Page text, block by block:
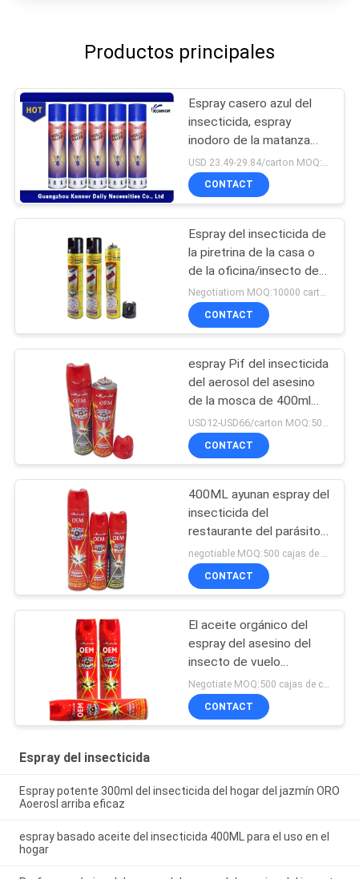
Productos principales
Espray casero azul del
insecticida, espray
inodoro de la matanza
del insecto del sabor
CONTACT
Espray del insecticida de
la piretrina de la casa o
de la oficina/insecto del
repelente de insectos
del espray
Negotiatiom MOQ:10000 cartones
CONTACT
espray Pif del insecticida
del aerosol del asesino
de la mosca de 400ml
Paf para el embalaje de
la hojalata del mosquito
USD12-USD66/carton MOQ:500 cajas de cartón
CONTACT
400ML ayunan espray del
insecticida del
restaurante del parásito
del control/repulsivo del
mosquito
CONTACT
El aceite orgánico del
espray del asesino del
insecto de vuelo
basó/asesino de
coloración no- del
mosquito repugnante
CONTACT
Espray del insecticida
Espray potente 300ml del insecticida del hogar del jazmín ORO
Aoerosl arriba eficaz
espray basado aceite del insecticida 400ML para el uso en el
hogar